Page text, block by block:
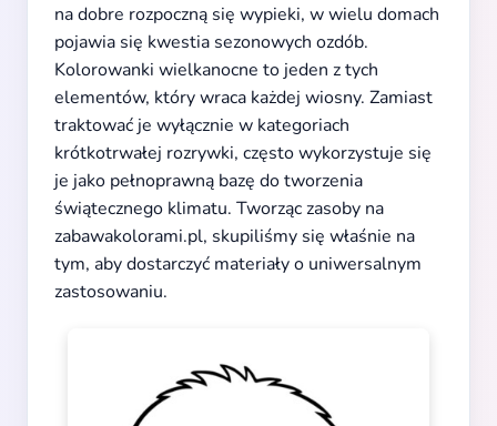
na dobre rozpoczną się wypieki, w wielu domach
pojawia się kwestia sezonowych ozdób.
Kolorowanki wielkanocne to jeden z tych
elementów, który wraca każdej wiosny. Zamiast
traktować je wyłącznie w kategoriach
krótkotrwałej rozrywki, często wykorzystuje się
je jako pełnoprawną bazę do tworzenia
świątecznego klimatu. Tworząc zasoby na
zabawakolorami.pl, skupiliśmy się właśnie na
tym, aby dostarczyć materiały o uniwersalnym
zastosowaniu.